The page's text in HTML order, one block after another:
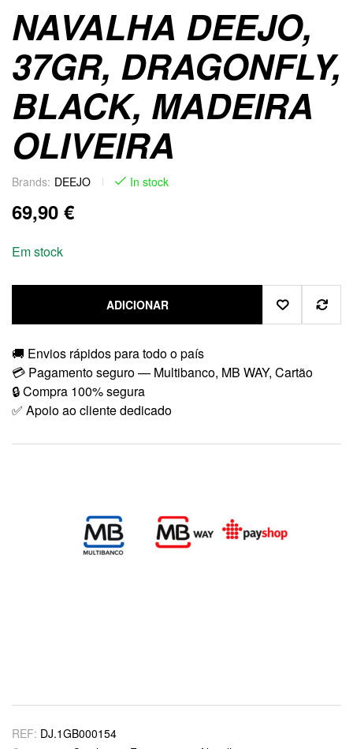
NAVALHA DEEJO,
37GR, DRAGONFLY,
BLACK, MADEIRA
OLIVEIRA
Brands: DEEJO In stock
69,90 €
Em stock
ADICIONAR
🚚 Envios rápidos para todo o país
💳 Pagamento seguro — Multibanco, MB WAY, Cartão
🔒 Compra 100% segura
✅ Apoio ao cliente dedicado
REF: DJ.1GB000154